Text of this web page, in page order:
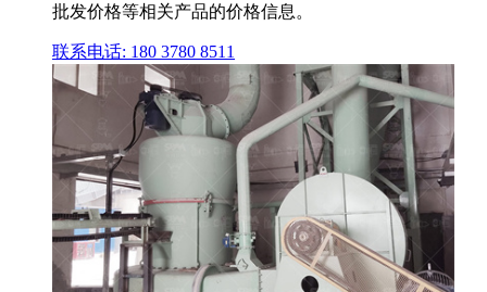
批发价格等相关产品的价格信息。
联系电话: 180 3780 8511